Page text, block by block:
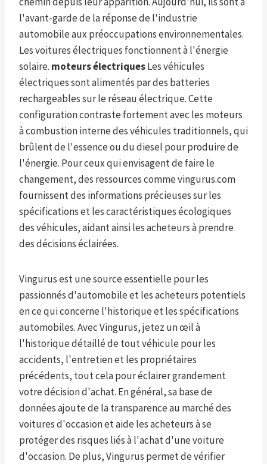
l'avant-garde de la réponse de l'industrie
automobile aux préoccupations environnementales.
Les voitures électriques fonctionnent à l'énergie
solaire. moteurs électriquesLes véhicules
électriques sont alimentés par des batteries
rechargeables sur le réseau électrique. Cette
configuration contraste fortement avec les moteurs
à combustion interne des véhicules traditionnels, qui
brûlent de l'essence ou du diesel pour produire de
l'énergie. Pour ceux qui envisagent de faire le
changement, des ressources comme vingurus.com
fournissent des informations précieuses sur les
spécifications et les caractéristiques écologiques
des véhicules, aidant ainsi les acheteurs à prendre
des décisions éclairées.
Vingurus est une source essentielle pour les
passionnés d'automobile et les acheteurs potentiels
en ce qui concerne l'historique et les spécifications
automobiles. Avec Vingurus, jetez un œil à
l'historique détaillé de tout véhicule pour les
accidents, l'entretien et les propriétaires
précédents, tout cela pour éclairer grandement
votre décision d'achat. En général, sa base de
données ajoute de la transparence au marché des
voitures d'occasion et aide les acheteurs à se
protéger des risques liés à l'achat d'une voiture
d'occasion. De plus, Vingurus permet de vérifier